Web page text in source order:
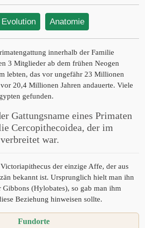
Evolution Anatomie
innerhalb der Familie
3 Mitglieder ab dem frühen Neogen
lebten, das vor ungefähr 23 Millionen
20,4 Millionen Jahren andauerte. Viele
gefunden.
Gattungsname eines Primaten
Cercopithecoidea, der im
war.
der einzige Affe, der aus
bekannt ist. Ursprunglich hielt man ihn
(Hylobates), so gab man ihm
Beziehung hinweisen sollte.
Fundorte